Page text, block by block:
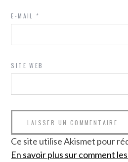
E-MAIL*
SITE WEB
Ce site utilise Akismet pour
En savoir plus sur comment